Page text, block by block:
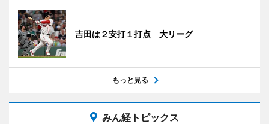
吉田は２安打１打点 大リーグ
もっと見る
みん経トピックス